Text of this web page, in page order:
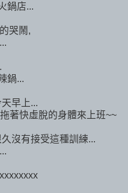
鍋店...
哭鬧,
鍋...
早上...
著快虛脫的身體來上班~~
沒有接受這種訓練...